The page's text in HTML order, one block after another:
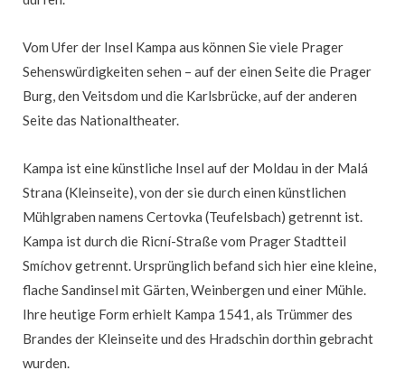
Vom Ufer der Insel Kampa aus können Sie viele Prager
Sehenswürdigkeiten sehen – auf der einen Seite die Prager
Burg, den Veitsdom und die Karlsbrücke, auf der anderen
Seite das Nationaltheater.
Kampa ist eine künstliche Insel auf der Moldau in der Malá
Strana (Kleinseite), von der sie durch einen künstlichen
Mühlgraben namens Certovka (Teufelsbach) getrennt ist.
Kampa ist durch die Ricní-Straße vom Prager Stadtteil
Smíchov getrennt. Ursprünglich befand sich hier eine kleine,
flache Sandinsel mit Gärten, Weinbergen und einer Mühle.
Ihre heutige Form erhielt Kampa 1541, als Trümmer des
Brandes der Kleinseite und des Hradschin dorthin gebracht
wurden.